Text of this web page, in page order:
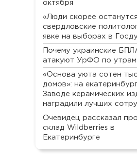
октября
«Люди скорее
свердловские
явке на выборах в
Почему украинские
атакуют УрФО по утрам
«Основа уюта сотен
домов»: на
Заводе керамических
наградили лучших
Очевидец рассказал
склад Wildberries в
Екатеринбурге